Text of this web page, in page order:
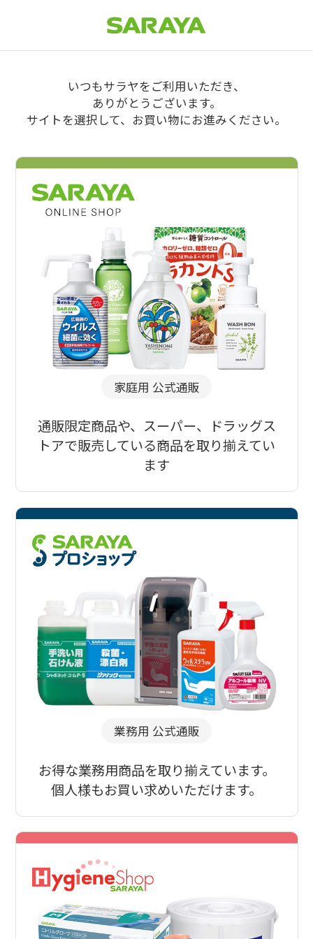
いつもサラヤをご利用いただき、
ありがとうございます。
サイトを選択して、お買い物にお進みください。
家庭用 公式通販
通販限定商品や、スーパー、ドラッグス
トアで販売している商品を取り揃えてい
ます
業務用 公式通販
お得な業務用商品を取り揃えています。
個人様もお買い求めいただけます。